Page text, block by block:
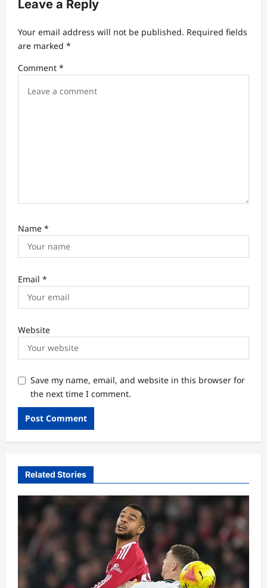
i
a
i
Leave a Reply
Your email address will not be published. Required fields
are marked *
Comment *
Name *
Email *
Website
Save my name, email, and website in this browser for
the next time I comment.
Related Stories